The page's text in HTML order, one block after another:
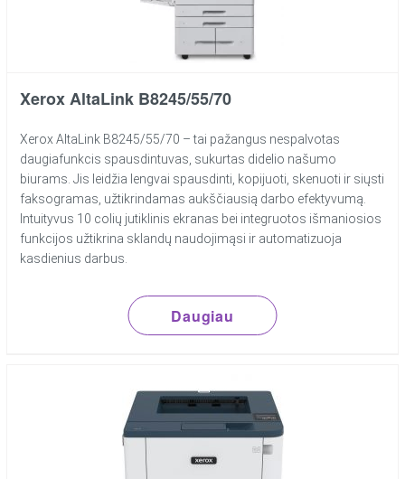
Xerox AltaLink B8245/55/70
Xerox AltaLink B8245/55/70 – tai pažangus nespalvotas
daugiafunkcis spausdintuvas, sukurtas didelio našumo
biurams. Jis leidžia lengvai spausdinti, kopijuoti, skenuoti ir siųsti
faksogramas, užtikrindamas aukščiausią darbo efektyvumą.
Intuityvus 10 colių jutiklinis ekranas bei integruotos išmaniosios
funkcijos užtikrina sklandų naudojimąsi ir automatizuoja
kasdienius darbus.
Daugiau